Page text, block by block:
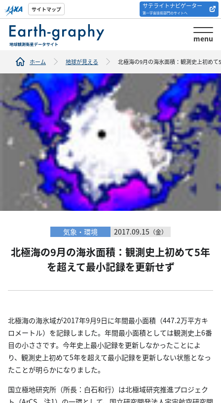
サイトマップ サテライトナビゲーター
第一宇宙技術部門のサイトへ
menu
解析ツール/サイトの
紹介
ホーム 地球が見える 北極海の9月の海氷面積：観測史上初め
気象・環境 2017.09.15 （金）
北極海の9月の海氷面積：観測史上初めて5年
を超えて最小記録を更新せず
北極海の海氷域が2017年9月9日に年間最小面積（447.2万平方キ
ロメートル）を記録しました。年間最小面積としては観測史上6番
目の小ささです。今年史上最小記録を更新しなかったことによ
り、観測史上初めて5年を超えて最小記録を更新しない状態となっ
たことが明らかになりました。
国立極地研究所（所長：白石和行）は北極域研究推進プロジェク